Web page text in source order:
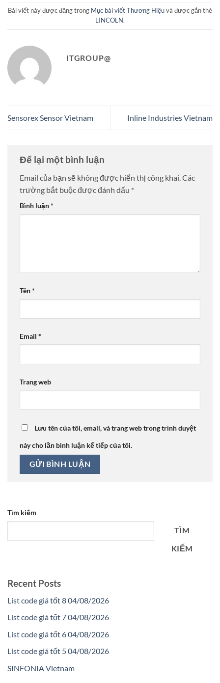
Bài viết này được đăng trong Mục bài viết Thương Hiệuvà được gắn thẻ
LINCOLN.
ITGROUP@
Sensorex Sensor Vietnam Inline Industries Vietnam
Để lại một bình luận
Email của bạn sẽ không được hiển thị công khai.Các
trường bắt buộc được đánh dấu *
Bình luận*
Tên*
Email *
Trang web
Lưu tên của tôi, email, và trang web trong trình duyệt
này cho lần bình luận kế tiếp của tôi.
Tìm kiếm
TÌM
KIẾM
Recent Posts
List code giá tốt 8 04/08/2026
List code giá tốt 7 04/08/2026
List code giá tốt 6 04/08/2026
List code giá tốt 5 04/08/2026
SINFONIA Vietnam